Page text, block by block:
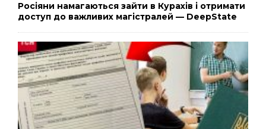
Росіяни намагаються зайти в Курахів і отримати
доступ до важливих магістралей — DeepState